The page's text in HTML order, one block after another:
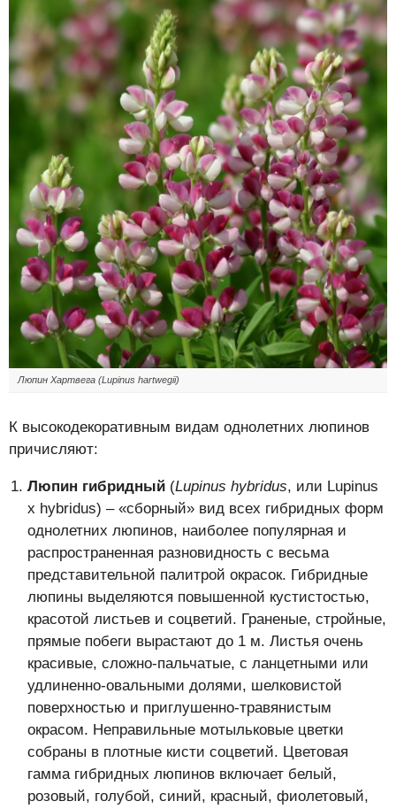
Люпин Хартвега (Lupinus hartwegii)
К высокодекоративным видам однолетних люпинов
причисляют:
Люпин гибридный (Lupinus hybridus, или Lupinus
x hybridus) – «сборный» вид всех гибридных форм
однолетних люпинов, наиболее популярная и
распространенная разновидность с весьма
представительной палитрой окрасок. Гибридные
люпины выделяются повышенной кустистостью,
красотой листьев и соцветий. Граненые, стройные,
прямые побеги вырастают до 1 м. Листья очень
красивые, сложно-пальчатые, с ланцетными или
удлиненно-овальными долями, шелковистой
поверхностью и приглушенно-травянистым
окрасом. Неправильные мотыльковые цветки
собраны в плотные кисти соцветий. Цветовая
гамма гибридных люпинов включает белый,
розовый, голубой, синий, красный, фиолетовый,